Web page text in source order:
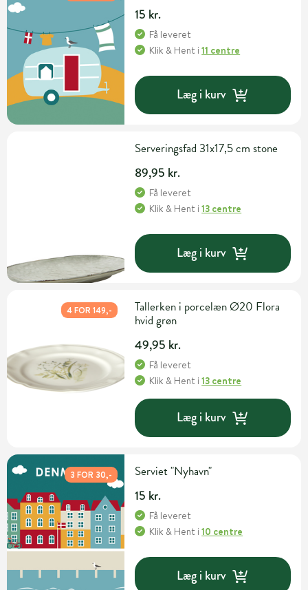
15 kr.
Få leveret
Klik & Hent i11 centre
Læg i kurv
Serveringsfad 31x17,5 cm stone
89,95 kr.
Få leveret
Klik & Hent i13 centre
Læg i kurv
4 FOR 149,-
Tallerken i porcelæn Ø20 Flora
hvid grøn
49,95 kr.
Få leveret
Klik & Hent i13 centre
Læg i kurv
3 FOR 30,- Serviet "Nyhavn"
15 kr.
Få leveret
Klik & Hent i10 centre
Læg i kurv